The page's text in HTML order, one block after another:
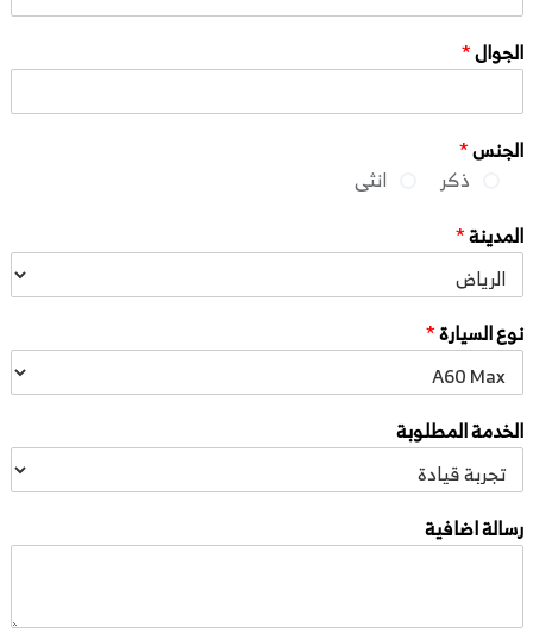
الجوال*
الجنس*
ذكر
انثى
المدينة*
نوع السيارة*
الخدمة المطلوبة
رسالة اضافية